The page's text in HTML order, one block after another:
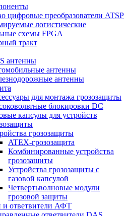
цифровые преобразователи ATSP
логистические
схемы FPGA
тракт
антенны
антенны
антенны
для монтажа грозозащиты
блокировки DC
капсулы для устройств
грозозащиты
ATEX-грозозащита
Комбинированные устройства
грозозащиты
Устройства грозозащиты с
газовой капсулой
Четвертьволновые модули
грозовой защиты
и ответвители АФТ